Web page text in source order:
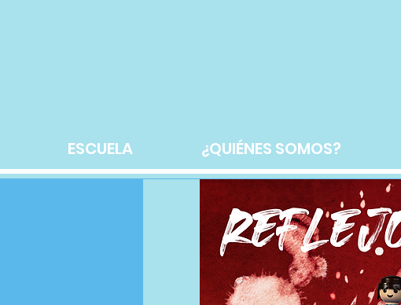
ESCUELA ¿QUIÉNES SOMOS?